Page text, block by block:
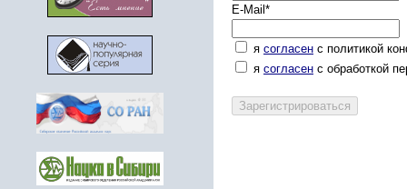
E-Mail *
я согласен с политикой
я согласен с обработкой